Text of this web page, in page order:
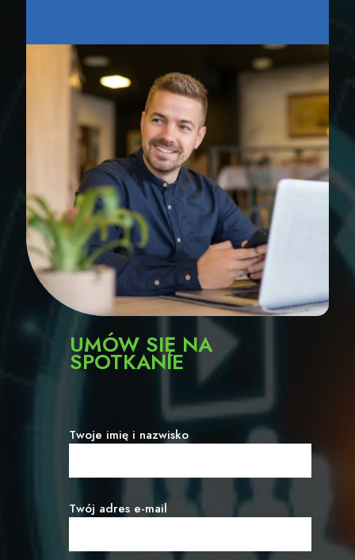
UMÓW SIĘ NA
SPOTKANIE
Twoje imię i nazwisko
Twój adres e-mail